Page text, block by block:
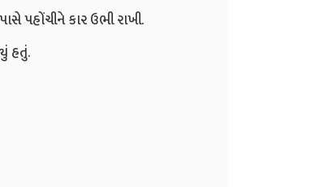
પહોંચીને કાર ઉભી રાખી.
હતું.